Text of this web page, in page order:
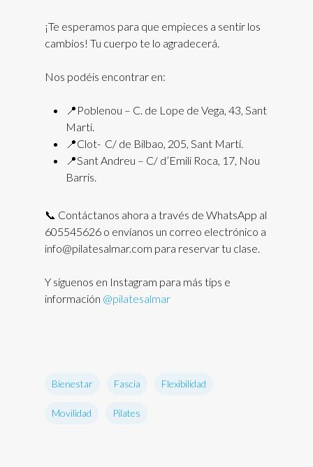
¡Te esperamos para que empieces a sentir los
cambios! Tu cuerpo te lo agradecerá.
Nos podéis encontrar en:
📍Poblenou – C. de Lope de Vega, 43, Sant
Martí.
📍Clot- C/ de Bilbao, 205, Sant Martí.
📍Sant Andreu – C/ d’Emili Roca, 17, Nou
Barris.
📞 Contáctanos ahora a través de WhatsApp al
605545626 o envíanos un correo electrónico a
info@pilatesalmar.com para reservar tu clase.
Y siguenos en Instagram para más tips e
información @pilatesalmar
Bienestar Fascia Flexibilidad
Movilidad Pilates